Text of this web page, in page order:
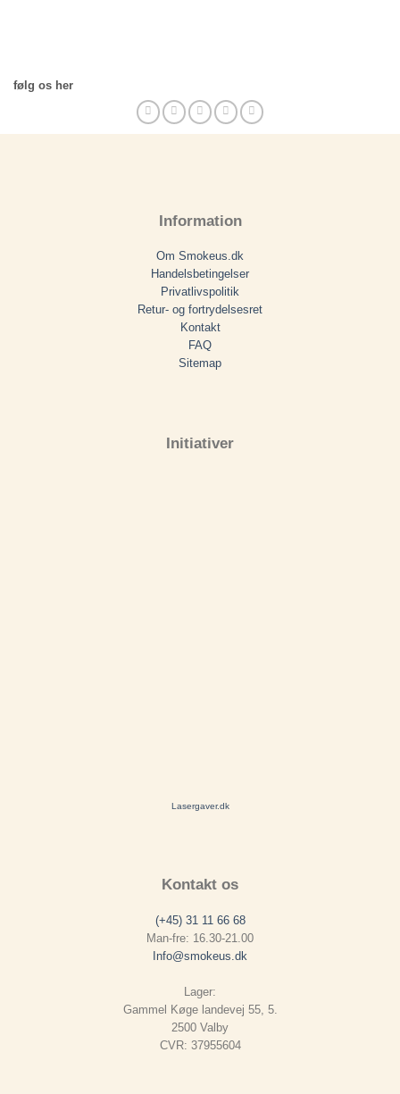
følg os her
Information
Om Smokeus.dk
Handelsbetingelser
Privatlivspolitik
Retur- og fortrydelsesret
Kontakt
FAQ
Sitemap
Initiativer
Lasergaver.dk
Kontakt os
(+45) 31 11 66 68
Man-fre: 16.30-21.00
Info@smokeus.dk
Lager:
Gammel Køge landevej 55, 5.
2500 Valby
CVR: 37955604